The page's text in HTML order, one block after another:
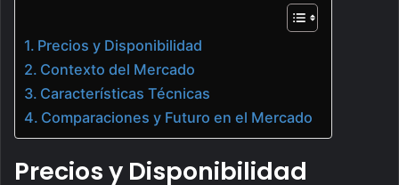
Precios y Disponibilidad
Contexto del Mercado
Características Técnicas
Comparaciones y Futuro en el Mercado
Precios y Disponibilidad